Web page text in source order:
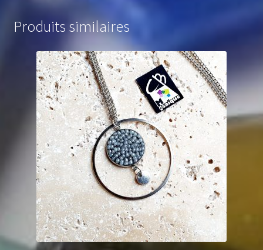
Produits similaires